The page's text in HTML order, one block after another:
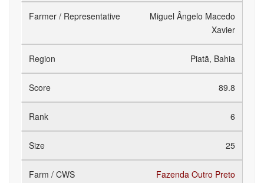
Miguel Ângelo Macedo
Xavier
Piatã, Bahia
89.8
6
25
Fazenda Outro Preto